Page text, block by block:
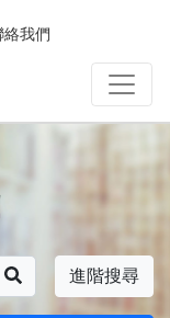
絡我們
進階搜尋